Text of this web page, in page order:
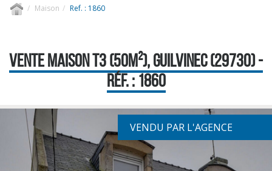
Maison Ref. : 1860
VENTE MAISON T3 (50M²), GUILVINEC (29730) -
RÉF. : 1860
VENDU PAR L'AGENCE